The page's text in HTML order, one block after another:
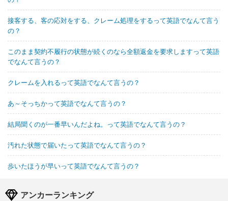
接客する、客の応対をする、クレーム処理をするって英語でなんて言う
の？
このまま契約不履行の状態が続くのなら全額返金を要求しますって英語
でなんて言うの？
クレームを入れるって英語でなんて言うの？
あ～そっちかって英語でなんて言うの？
結局聞くのが一番早いんだよね。って英語でなんて言うの？
汚れた状態で届いたって英語でなんて言うの？
歩いたほうが早いって英語でなんて言うの？
アンカーランキング